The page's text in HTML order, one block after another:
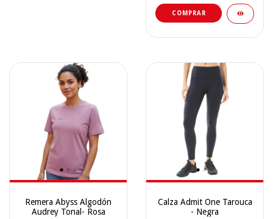
COMPRAR
Remera Abyss Algodón
Audrey Tonal- Rosa
Calza Admit One Tarouca
- Negra